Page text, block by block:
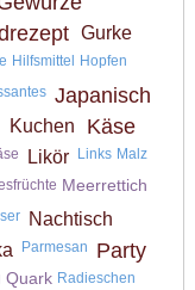
Gurke
Hilfsmittel Hopfen
Japanisch
Kuchen Käse
Likör Links Malz
Meerrettich
Nachtisch
Parmesan Party
Quark Radieschen